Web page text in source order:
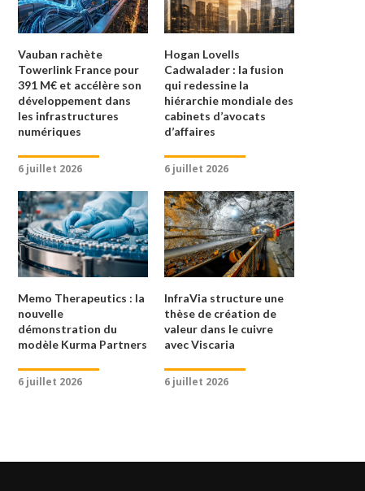
LE LBO POURSUIT SA MUE
24 avril 2026
LE LBO SMALL-CAP GARDE
23 avril 2026
Vauban rachète
Towerlink France pour
391 M€ et accélère son
développement dans
les infrastructures
numériques
6 juillet 2026
Hogan Lovells
Cadwalader : la fusion
qui redessine la
hiérarchie mondiale des
cabinets d’avocats
d’affaires
6 juillet 2026
Memo Therapeutics : la
nouvelle
démonstration du
modèle Kurma Partners
6 juillet 2026
InfraVia structure une
thèse de création de
valeur dans le cuivre
avec Viscaria
6 juillet 2026